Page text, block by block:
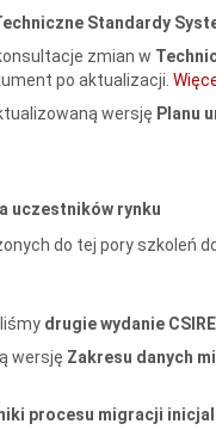
Standardy
zmian w
po aktualizacji.
wersję Planu
uczestników rynku
do tej pory szkoleń
drugie wydanie
wersję Zakresu danych
procesu migracji